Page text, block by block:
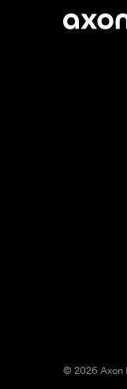
© 2026 Axon